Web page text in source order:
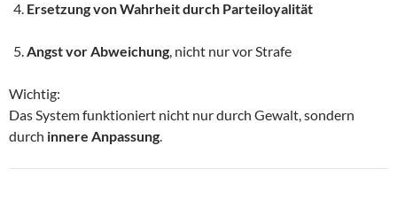
Ersetzung von Wahrheit durch Parteiloyalität
Angst vor Abweichung, nicht nur vor Strafe
Wichtig:
Das System funktioniert nicht nur durch Gewalt, sondern
durch innere Anpassung.